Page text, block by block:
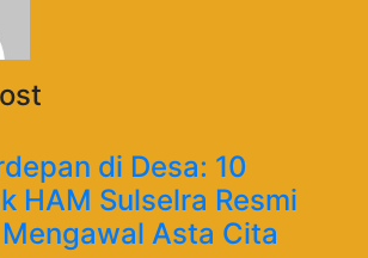
di Desa: 10
HAM Sulselra Resmi
Asta Cita